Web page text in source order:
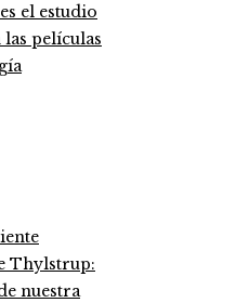
el estudio
las películas
Thylstrup:
nuestra